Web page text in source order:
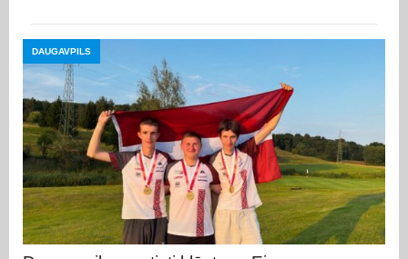
DAUGAVPILS